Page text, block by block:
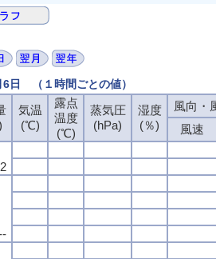
日 （１時間ごとの値）
気温
(℃)
露点
温度
(℃)
蒸気圧
(hPa)
湿度
(％)
風向・
風速